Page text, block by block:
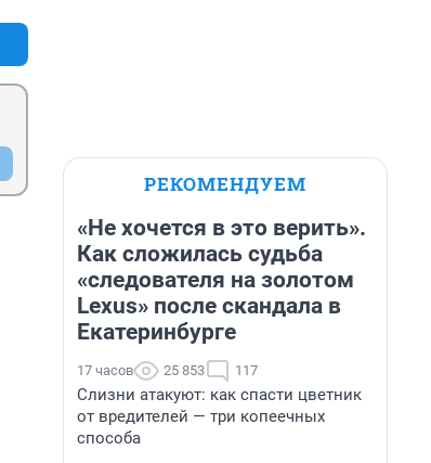
РЕКОМЕНДУЕМ
«Не хочется в это верить».
Как сложилась судьба
«следователя на золотом
Lexus» после скандала в
Екатеринбурге
17 часов 25 853 117
Слизни атакуют: как спасти цветник
от вредителей — три копеечных
способа